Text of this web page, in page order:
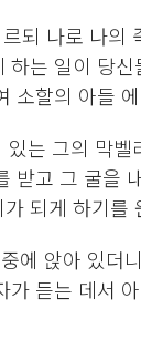
되 나로 나의
하는 일이 당
소할의 아들
는 그의 막벨
받고 그 굴을
되게 하기를
에 앉아 있더
가 듣는 데서